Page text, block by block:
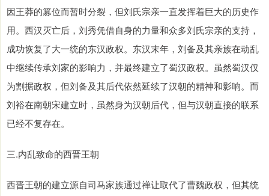
因王莽的篡位而暂时分裂，但刘氏宗亲一直发挥着巨大的历史作
用。西汉灭亡后，刘秀凭借自身的力量和众多刘氏宗亲的支持，
成功恢复了大一统的东汉政权。东汉末年，刘备及其亲族在动乱
中继续传承刘家的影响力，并最终建立了蜀汉政权。虽然蜀汉仅
为割据政权，但刘备及其后代依然延续了汉朝的精神和影响。而
刘裕在南朝宋建立时，虽然身为汉朝后代，但与汉朝直接的联系
已经不复存在。
三.内乱致命的西晋王朝
西晋王朝的建立源自司马家族通过禅让取代了曹魏政权，但其统